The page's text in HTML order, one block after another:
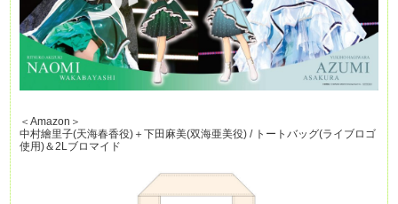
＜Amazon＞
中村繪里子(天海春香役)＋下田麻美(双海亜美役) / トートバッグ(ライブロゴ
使用)＆2Lブロマイド